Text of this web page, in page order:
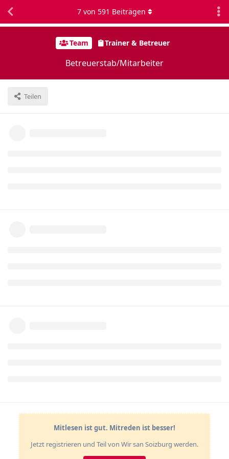
Team Trainer & Betreuer
Betreuerstab/Mitarbeiter
Teilen
7von 591 Beiträgen
Mitlesen ist gut. Mitreden ist besser!
Jetzt registrieren und Teil von Wir san Soizburg werden.